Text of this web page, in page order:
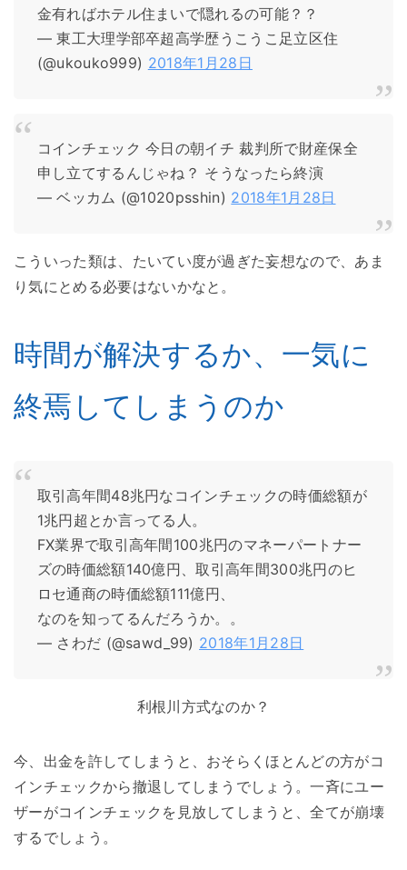
金有ればホテル住まいで隠れるの可能？？
— 東工大理学部卒超高学歴うこうこ足立区住
(@ukouko999) 2018年1月28日
コインチェック 今日の朝イチ 裁判所で財産保全
申し立てするんじゃね？ そうなったら終演
— ベッカム (@1020psshin) 2018年1月28日
こういった類は、たいてい度が過ぎた妄想なので、あま
り気にとめる必要はないかなと。
時間が解決するか、一気に
終焉してしまうのか
取引高年間48兆円なコインチェックの時価総額が
1兆円超とか言ってる人。
FX業界で取引高年間100兆円のマネーパートナー
ズの時価総額140億円、取引高年間300兆円のヒ
ロセ通商の時価総額111億円、
なのを知ってるんだろうか。。
— さわだ (@sawd_99) 2018年1月28日
利根川方式なのか？
今、出金を許してしまうと、おそらくほとんどの方がコ
インチェックから撤退してしまうでしょう。一斉にユー
ザーがコインチェックを見放してしまうと、全てが崩壊
するでしょう。